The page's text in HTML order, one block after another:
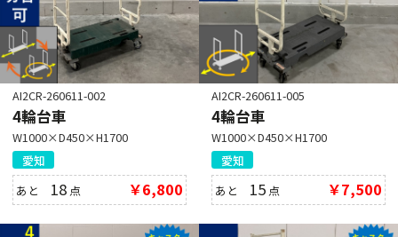
AI2CR-260611-002
4輪台車
W1000×D450×H1700
愛知
あと 18 点 ￥6,800
AI2CR-260611-005
4輪台車
W1000×D450×H1700
愛知
あと 15 点 ￥7,500